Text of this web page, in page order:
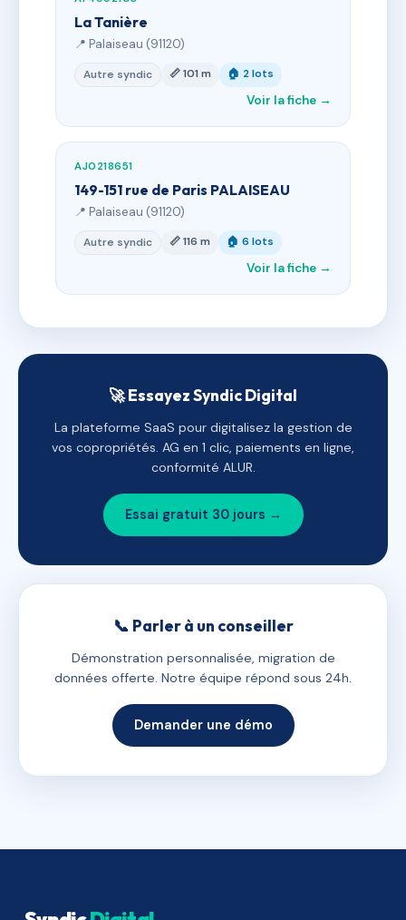
La Tanière
📍 Palaiseau (91120)
Autre syndic 📏 101 m 🏠 2 lots
Voir la fiche →
AJ0218651
149-151 rue de Paris PALAISEAU
📍 Palaiseau (91120)
Autre syndic 📏 116 m 🏠 6 lots
Voir la fiche →
🚀 Essayez Syndic Digital
La plateforme SaaS pour digitalisez la gestion de
vos copropriétés. AG en 1 clic, paiements en ligne,
conformité ALUR.
Essai gratuit 30 jours →
📞 Parler à un conseiller
Démonstration personnalisée, migration de
données offerte. Notre équipe répond sous 24h.
Demander une démo